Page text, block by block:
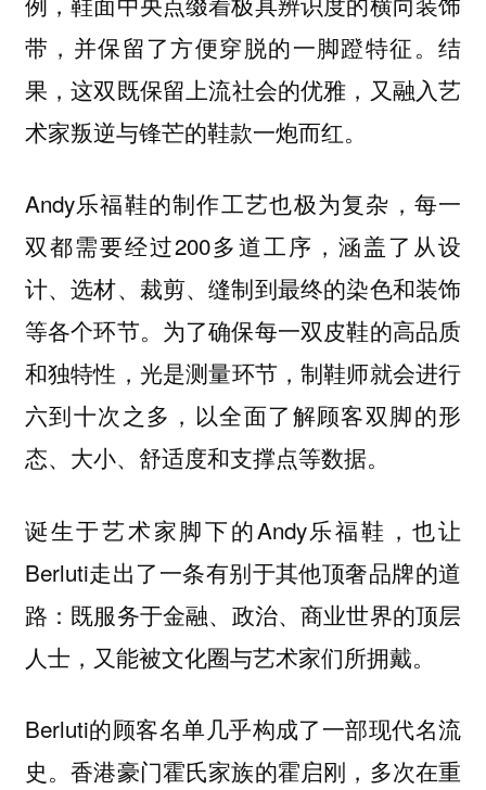
带，并保留了方便穿脱的一脚蹬特征。结
果，这双既保留上流社会的优雅，又融入艺
术家叛逆与锋芒的鞋款一炮而红。
Andy乐福鞋的制作工艺也极为复杂，每一
双都需要经过200多道工序，涵盖了从设
计、选材、裁剪、缝制到最终的染色和装饰
等各个环节。为了确保每一双皮鞋的高品质
和独特性， 光是测量环节，制鞋师就会进行
六到十次之多， 以全面了解顾客双脚的形
态、大小、舒适度和支撑点等数据。
诞生于艺术家脚下的Andy乐福鞋，也让
Berluti走出了一条有别于其他顶奢品牌的道
路： 既服务于金融、政治、商业世界的顶层
人士，又能被文化圈与艺术家们所拥戴。
Berluti的顾客名单几乎构成了一部现代名流
史。香港豪门霍氏家族的霍启刚，多次在重